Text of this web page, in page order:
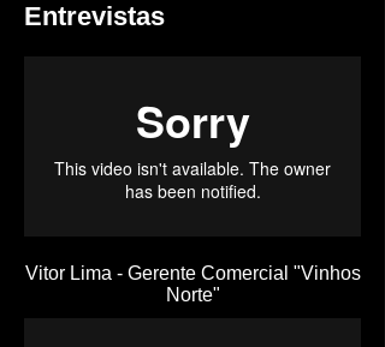
Entrevistas
Vitor Lima - Gerente Comercial "Vinhos
Norte"